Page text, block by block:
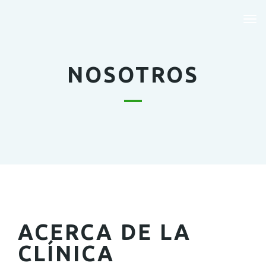
NOSOTROS
ACERCA DE LA
CLÍNICA